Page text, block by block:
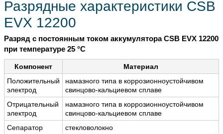
Разрядные характеристики CSB
EVX 12200
Разряд с постоянным током аккумулятора CSB EVX 12200
при температуре 25 °С
Компонент
Материал
Положительный
электрод
намазного типа в коррозионноустойчивом
свинцово-кальциевом сплаве
Отрицательный
электрод
намазного типа в коррозионноустойчивом
свинцово-кальциевом сплаве
Сепаратор
стекловолокно